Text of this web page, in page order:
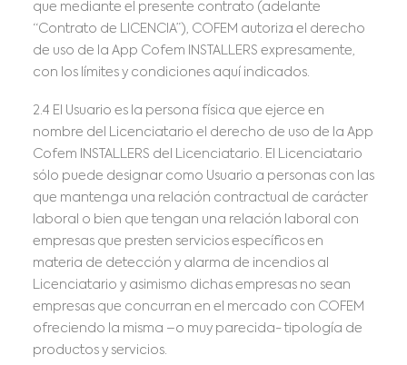
que mediante el presente contrato (adelante
“Contrato de LICENCIA”), COFEM autoriza el derecho
de uso de la App Cofem INSTALLERS expresamente,
con los límites y condiciones aquí indicados.
2.4 El Usuario es la persona física que ejerce en
nombre del Licenciatario el derecho de uso de la App
Cofem INSTALLERS del Licenciatario. El Licenciatario
sólo puede designar como Usuario a personas con las
que mantenga una relación contractual de carácter
laboral o bien que tengan una relación laboral con
empresas que presten servicios específicos en
materia de detección y alarma de incendios al
Licenciatario y asimismo dichas empresas no sean
empresas que concurran en el mercado con COFEM
ofreciendo la misma –o muy parecida- tipología de
productos y servicios.